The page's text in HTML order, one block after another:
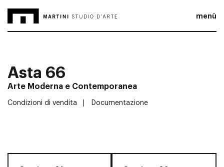
menù
Asta 66
Arte Moderna e Contemporanea
Condizioni di vendita Documentazione